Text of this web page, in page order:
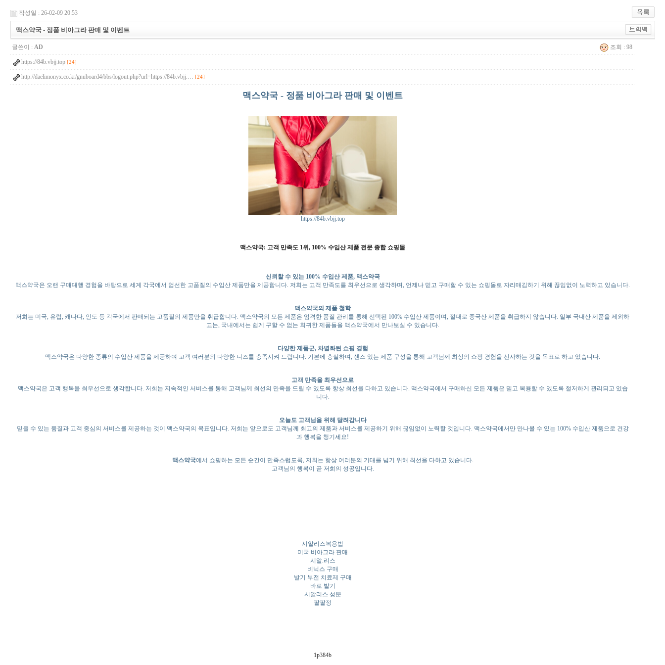
작성일 : 26-02-09 20:53
맥스약국 - 정품 비아그라 판매 및 이벤트
글쓴이 : AD 조회 : 98
https://84b.vbjj.top [24]
http://daelimonyx.co.kr/gnuboard4/bbs/logout.php?url=https://84b.vbjj.… [24]
맥스약국 - 정품 비아그라 판매 및 이벤트
https://84b.vbjj.top
맥스약국: 고객 만족도 1위, 100% 수입산 제품 전문 종합 쇼핑몰
신뢰할 수 있는 100% 수입산 제품, 맥스약국
맥스약국은 오랜 구매대행 경험을 바탕으로 세계 각국에서 엄선한 고품질의 수입산 제품만을 제공합니다. 저희는 고객 만족도를 최우선으로 생각하며, 언제나 믿고 구매할 수 있는 쇼핑몰로 자리매김하기 위해 끊임없이 노력하고 있습니다.
맥스약국의 제품 철학
저희는 미국, 유럽, 캐나다, 인도 등 각국에서 판매되는 고품질의 제품만을 취급합니다. 맥스약국의 모든 제품은 엄격한 품질 관리를 통해 선택된 100% 수입산 제품이며, 절대로 중국산 제품을 취급하지 않습니다. 일부 국내산 제품을 제외하
고는, 국내에서는 쉽게 구할 수 없는 희귀한 제품들을 맥스약국에서 만나보실 수 있습니다.
다양한 제품군, 차별화된 쇼핑 경험
맥스약국은 다양한 종류의 수입산 제품을 제공하여 고객 여러분의 다양한 니즈를 충족시켜 드립니다. 기본에 충실하며, 센스 있는 제품 구성을 통해 고객님께 최상의 쇼핑 경험을 선사하는 것을 목표로 하고 있습니다.
고객 만족을 최우선으로
맥스약국은 고객 행복을 최우선으로 생각합니다. 저희는 지속적인 서비스를 통해 고객님께 최선의 만족을 드릴 수 있도록 항상 최선을 다하고 있습니다. 맥스약국에서 구매하신 모든 제품은 믿고 복용할 수 있도록 철저하게 관리되고 있습
니다.
오늘도 고객님을 위해 달려갑니다
믿을 수 있는 품질과 고객 중심의 서비스를 제공하는 것이 맥스약국의 목표입니다. 저희는 앞으로도 고객님께 최고의 제품과 서비스를 제공하기 위해 끊임없이 노력할 것입니다. 맥스약국에서만 만나볼 수 있는 100% 수입산 제품으로 건강
과 행복을 챙기세요!
맥스약국에서 쇼핑하는 모든 순간이 만족스럽도록, 저희는 항상 여러분의 기대를 넘기 위해 최선을 다하고 있습니다.
고객님의 행복이 곧 저희의 성공입니다.
시알리스복용법
미국 비아그라 판매
시알.리스
비닉스 구매
발기 부전 치료제 구매
바로 발기
시알리스 성분
팔팔정
1p384b